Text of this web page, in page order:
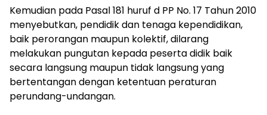
Kemudian pada Pasal 181 huruf d PP No. 17 Tahun 2010
menyebutkan, pendidik dan tenaga kependidikan,
baik perorangan maupun kolektif, dilarang
melakukan pungutan kepada peserta didik baik
secara langsung maupun tidak langsung yang
bertentangan dengan ketentuan peraturan
perundang-undangan.